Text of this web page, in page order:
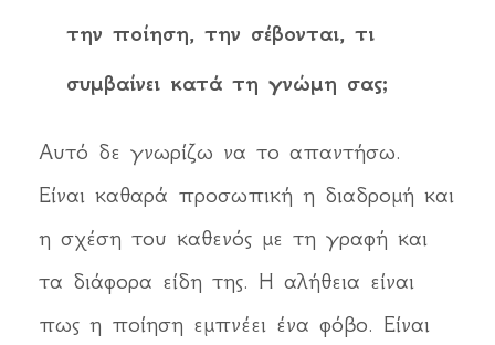
την ποίηση, την σέβονται, τι
συμβαίνει κατά τη γνώμη σας;
Αυτό δε γνωρίζω να το απαντήσω.
Είναι καθαρά προσωπική η διαδρομή και
η σχέση του καθενός με τη γραφή και
τα διάφορα είδη της. Η αλήθεια είναι
πως η ποίηση εμπνέει ένα φόβο. Είναι